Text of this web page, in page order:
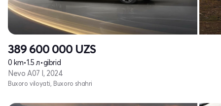
389 600 000 UZS
0 km•1.5 л•gibrid
Nevo A07 I, 2024
Buxoro viloyati, Buxoro shahri